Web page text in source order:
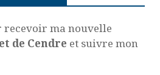
recevoir ma nouvelle
de Cendre et suivre mon